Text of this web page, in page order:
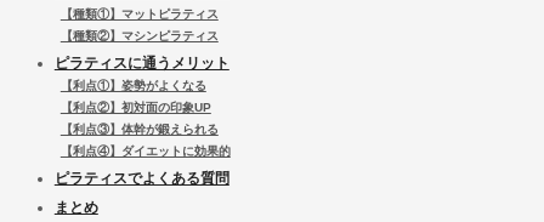
【種類①】マットピラティス
【種類②】マシンピラティス
ピラティスに通うメリット
【利点①】姿勢がよくなる
【利点②】初対面の印象UP
【利点③】体幹が鍛えられる
【利点④】ダイエットに効果的
ピラティスでよくある質問
まとめ